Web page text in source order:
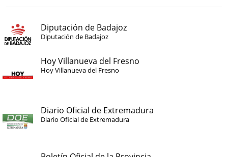
Diputación de Badajoz
Diputación de Badajoz
Hoy Villanueva del Fresno
Hoy Villanueva del Fresno
Diario Oficial de Extremadura
Diario Oficial de Extremadura